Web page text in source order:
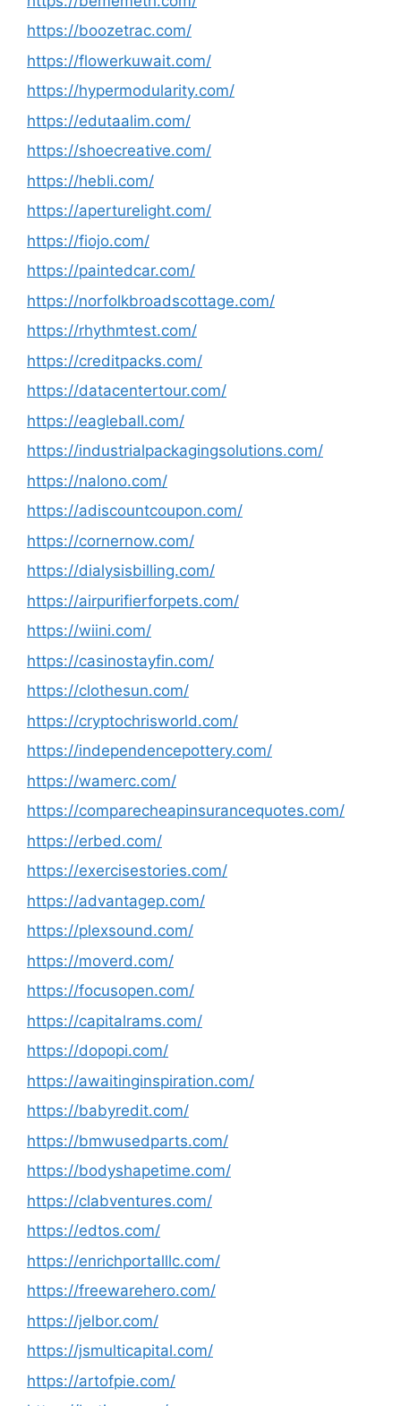
https://boozetrac.com/
https://flowerkuwait.com/
https://hypermodularity.com/
https://edutaalim.com/
https://shoecreative.com/
https://hebli.com/
https://aperturelight.com/
https://fiojo.com/
https://paintedcar.com/
https://norfolkbroadscottage.com/
https://rhythmtest.com/
https://creditpacks.com/
https://datacentertour.com/
https://eagleball.com/
https://industrialpackagingsolutions.com/
https://nalono.com/
https://adiscountcoupon.com/
https://cornernow.com/
https://dialysisbilling.com/
https://airpurifierforpets.com/
https://wiini.com/
https://casinostayfin.com/
https://clothesun.com/
https://cryptochrisworld.com/
https://independencepottery.com/
https://wamerc.com/
https://comparecheapinsurancequotes.com/
https://erbed.com/
https://exercisestories.com/
https://advantagep.com/
https://plexsound.com/
https://moverd.com/
https://focusopen.com/
https://capitalrams.com/
https://dopopi.com/
https://awaitinginspiration.com/
https://babyredit.com/
https://bmwusedparts.com/
https://bodyshapetime.com/
https://clabventures.com/
https://edtos.com/
https://enrichportalllc.com/
https://freewarehero.com/
https://jelbor.com/
https://jsmulticapital.com/
https://artofpie.com/